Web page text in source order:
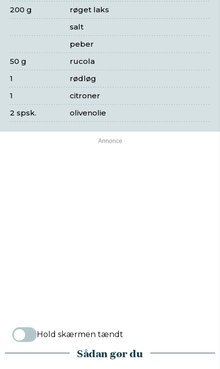
røget laks
200 g
salt
peber
rucola
50 g
rødløg
1
citroner
1
olivenolie
2 spsk.
Hold skærmen tændt
Sådan gør du